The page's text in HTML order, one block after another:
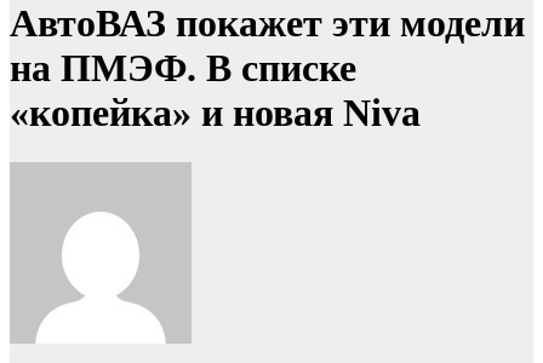
АвтоВАЗ покажет эти модели
на ПМЭФ. В списке
«копейка» и новая Niva